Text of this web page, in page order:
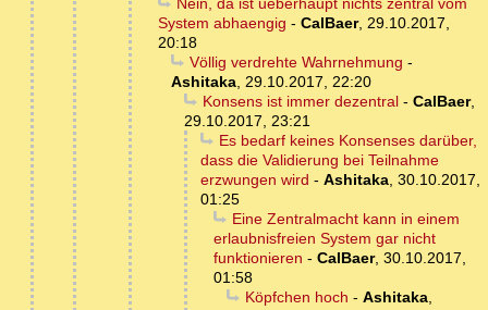
Nein, da ist ueberhaupt nichts zentral vom
System abhaengig - CalBaer, 29.10.2017,
20:18
Völlig verdrehte Wahrnehmung -
Ashitaka, 29.10.2017, 22:20
Konsens ist immer dezentral- CalBaer,
29.10.2017, 23:21
Es bedarf keines Konsenses darüber,
dass die Validierung bei Teilnahme
erzwungen wird - Ashitaka, 30.10.2017,
01:25
Eine Zentralmacht kann in einem
erlaubnisfreien System gar nicht
funktionieren - CalBaer, 30.10.2017,
01:58
Köpfchen hoch - Ashitaka,